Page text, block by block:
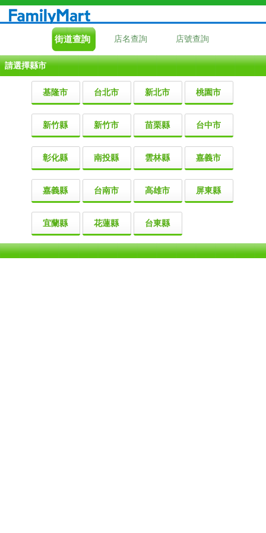
街道查詢 店名查詢 店號查詢
請選擇縣市
基隆市 台北市 新北市 桃園市
新竹縣 新竹市 苗栗縣 台中市
彰化縣 南投縣 雲林縣 嘉義市
嘉義縣 台南市 高雄市 屏東縣
宜蘭縣 花蓮縣 台東縣